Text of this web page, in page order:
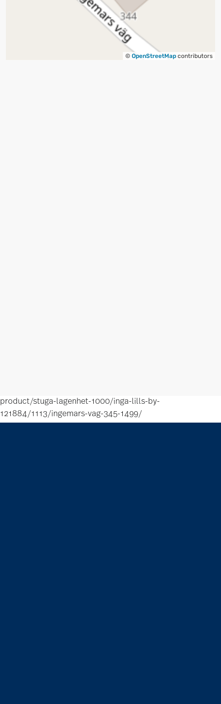
© OpenStreetMap contributors
product/stuga-lagenhet-1000/inga-lills-by-
121884/1113/ingemars-vag-345-1499/